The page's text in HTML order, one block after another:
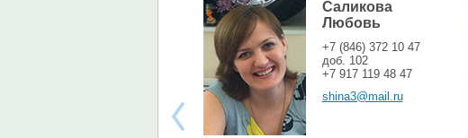
Саликова
Любовь
+7 (846) 372 10 47
доб. 102
+7 917 119 48 47
shina3@mail.ru